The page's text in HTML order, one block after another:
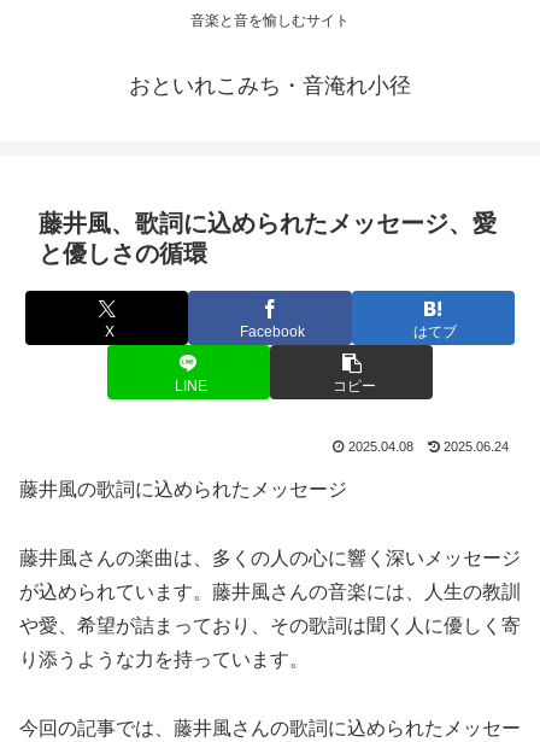
音楽と音を愉しむサイト
おといれこみち・音淹れ小径
藤井風、歌詞に込められたメッセージ、愛
と優しさの循環
X Facebook はてブ
LINE コピー
2025.04.08 2025.06.24
藤井風の歌詞に込められたメッセージ
藤井風さんの楽曲は、多くの人の心に響く深いメッセージ
が込められています。藤井風さんの音楽には、人生の教訓
や愛、希望が詰まっており、その歌詞は聞く人に優しく寄
り添うような力を持っています。
今回の記事では、藤井風さんの歌詞に込められたメッセー